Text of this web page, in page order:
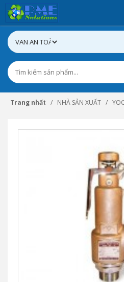
Trang nhất NHÀ SẢN XUẤT